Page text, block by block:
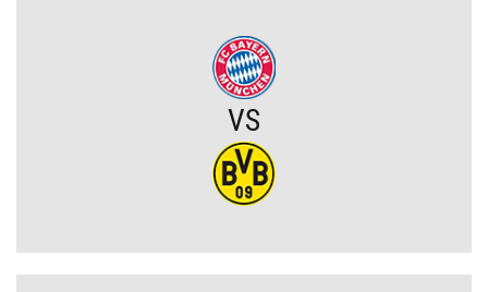
Chelsea dopina transfer lewego obrońcy za 21 milionów euro
Rodri wybrał FC Barcelonę?! Hiszpan odrzuca Real Madryt i chce
VS